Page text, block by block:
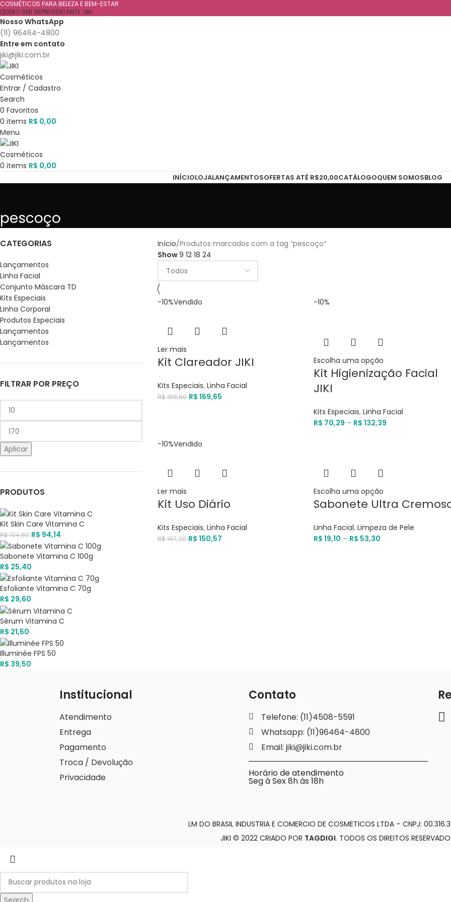
COSMÉTICOS PARA BELEZA E BEM-ESTAR
QUERO SER REPRESENTANTE JIKI
Nosso WhatsApp
(11) 96464-4800
Entre em contato
jiki@jiki.com.br
Entrar / Cadastro
Search
0 Favoritos
0 items R$ 0,00
Menu
0 items R$ 0,00
INÍCIOLOJALANÇAMENTOSOFERTAS ATÉ R$20,00CATÁLOGOQUEM SOMOSBLOG
pescoço
CATEGORIAS
Lançamentos
Linha Facial
Conjunto Máscara TD
Kits Especiais
Linha Corporal
Produtos Especiais
Lançamentos
Lançamentos
FILTRAR POR PREÇO
Aplicar
PRODUTOS
Kit Skin Care Vitamina C
R$104,60 R$ 94,14
Sabonete Vitamina C 100g
R$ 25,40
Esfoliante Vitamina C 70g
R$ 29,60
Sérum Vitamina C
R$ 21,50
Illuminée FPS 50
R$ 39,50
Início Produtos marcados com a tag “pescoço”
Show9 12 18 24
-10%Vendido
Ler mais
Kit Clareador JIKI
Kits Especiais, Linha Facial
R$188,60 R$ 169,65
-10%
Escolha uma opção
Kit Higienização Facial
JIKI
Kits Especiais, Linha Facial
R$ 70,29 – R$ 132,39
-10%Vendido
Ler mais
Kit Uso Diário
Kits Especiais, Linha Facial
R$167,30 R$ 150,57
Escolha uma opção
Sabonete Ultra
Linha Facial, Limpeza de Pele
R$ 19,10 – R$ 53,30
Institucional
Atendimento
Entrega
Pagamento
Troca / Devolução
Privacidade
Contato
Telefone: (11)4508-5591
Whatsapp: (11)96464-4800
Email: jiki@jiki.com.br
Horário de atendimento
Seg à Sex 8h às 18h
LM DO BRASIL INDUSTRIA E COMERCIO DE COSMETICOS LTDA – CNPJ:
JIKI © 2022 CRIADO POR TAGDIGI. TODOS OS DIREITOS
Search